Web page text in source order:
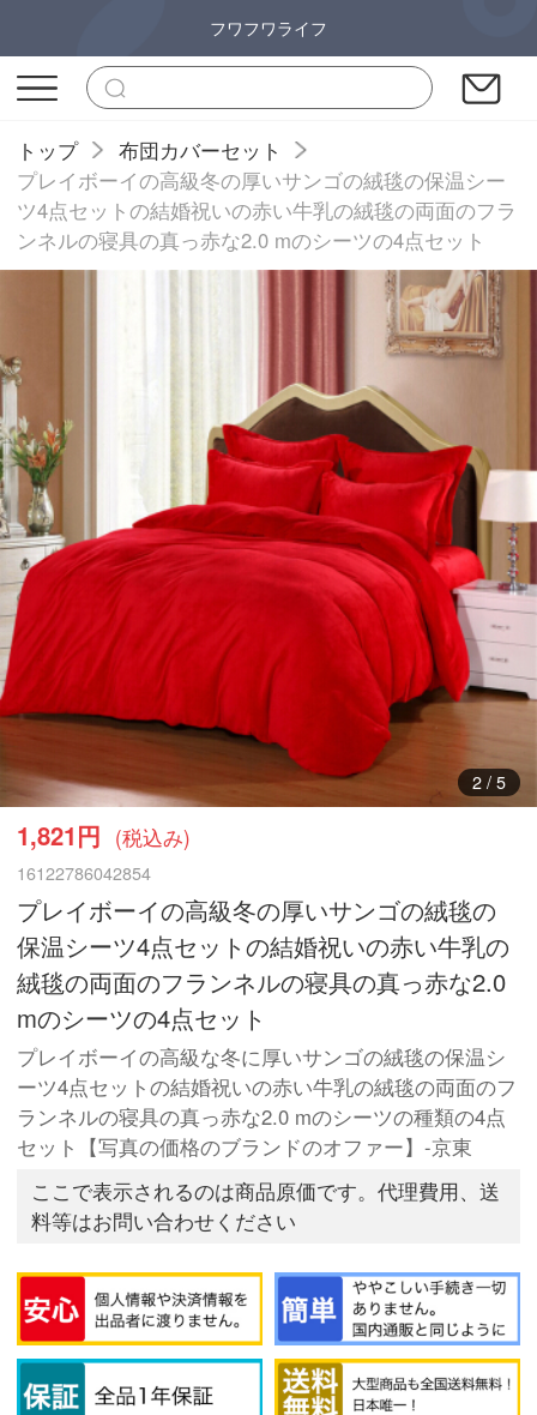
フワフワライフ
トップ
布団カバーセット
プレイボーイの高級冬の厚いサンゴの絨毯の保温シー
ツ4点セットの結婚祝いの赤い牛乳の絨毯の両面のフラ
ンネルの寝具の真っ赤な2.0 mのシーツの4点セット
3/ 5
1,821円 (税込み)
16122786042854
プレイボーイの高級冬の厚いサンゴの絨毯の
保温シーツ4点セットの結婚祝いの赤い牛乳の
絨毯の両面のフランネルの寝具の真っ赤な2.0
mのシーツの4点セット
プレイボーイの高級な冬に厚いサンゴの絨毯の保温シ
ーツ4点セットの結婚祝いの赤い牛乳の絨毯の両面のフ
ランネルの寝具の真っ赤な2.0 mのシーツの種類の4点
セット【写真の価格のブランドのオファー】-京東
ここで表示されるのは商品原価です。代理費用、送
料等はお問い合わせください